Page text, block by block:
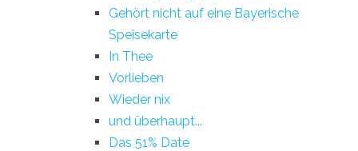
Gehört nicht auf eine Bayerische
Speisekarte
In Thee
Vorlieben
Wieder nix
und überhaupt...
Das 51% Date